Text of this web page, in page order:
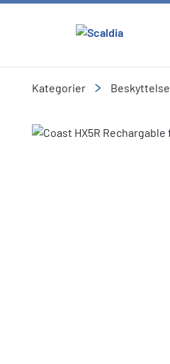
Kategorier Beskyttelse
Slide 1 of 12